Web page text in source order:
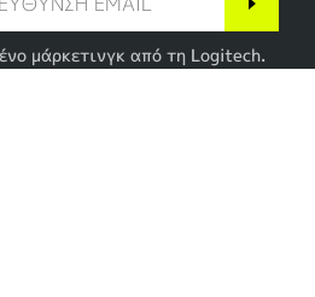
μάρκετινγκ από τη Logitech.